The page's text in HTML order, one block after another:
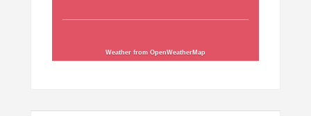
Weather from OpenWeatherMap